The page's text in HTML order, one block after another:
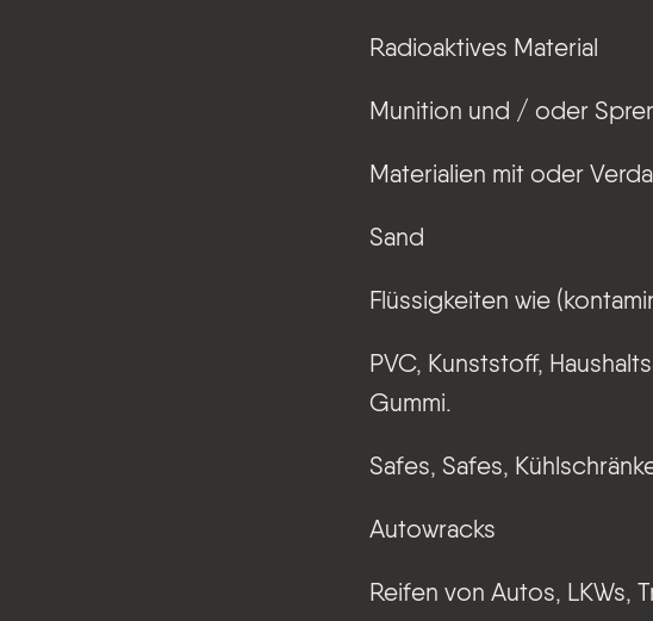
Radioaktives Material
Munition und / oder
Materialien mit oder
Sand
Flüssigkeiten wie
PVC, Kunststoff,
Gummi.
Safes, Safes,
Autowracks
Reifen von Autos, LKWs,